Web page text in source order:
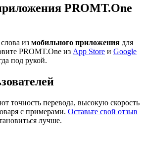
PROMT.One
из мобильного приложения для
PROMT.One из App Store и Google
под рукой.
точность перевода, высокую скорость
с примерами. Оставьте свой отзыв
лучше.